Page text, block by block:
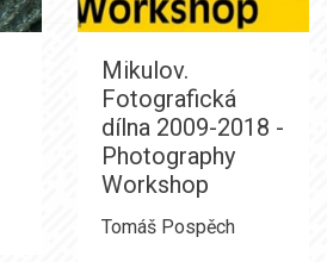
Mikulov.
Fotografická
dílna 2009-2018 -
Photography
Workshop
Tomáš Pospěch